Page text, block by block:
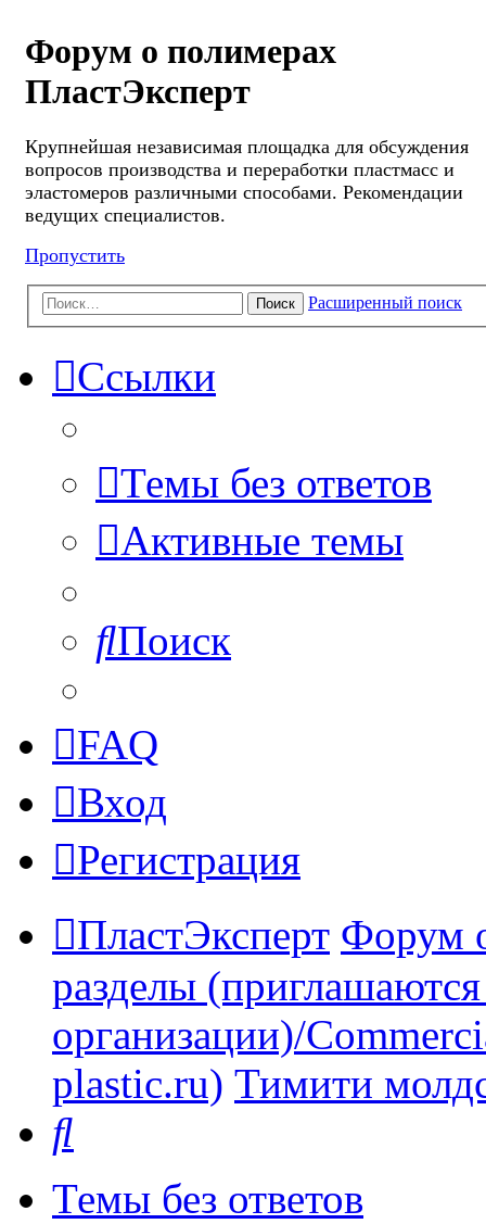
Форум о полимерах
ПластЭксперт
Крупнейшая независимая площадка для обсуждения
вопросов производства и переработки пластмасс и
эластомеров различными способами. Рекомендации
ведущих специалистов.
Пропустить
Поиск Расширенный поиск
Ссылки
Темы без ответов
Активные темы
Поиск
FAQ
Вход
Регистрация
ПластЭксперт Форум
разделы
организации)/
plastic.ru) Тимити
Темы без ответов